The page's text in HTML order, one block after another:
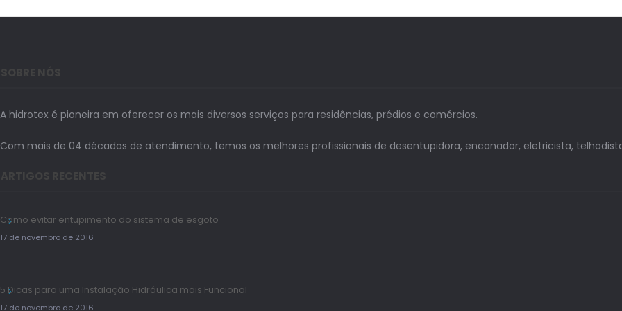
A hidrotex é pioneira em oferecer os mais diversos serviços para residências, prédios e comércios.
Com mais de 04 décadas de atendimento, temos os melhores profissionais de desentupidora, encanador, eletricista,
Como evitar entupimento do sistema de esgoto
17 de novembro de 2016
5 Dicas para uma Instalação Hidráulica mais Funcional
17 de novembro de 2016